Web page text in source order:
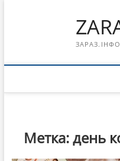
ЗАРАЗ.ІНФО
Метка:день